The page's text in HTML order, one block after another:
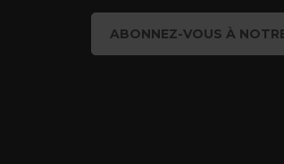
ABONNEZ-VOUS À